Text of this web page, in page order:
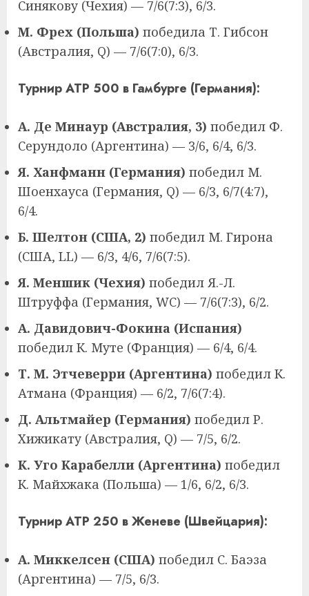
Синякову (Чехия) — 7/6(7:3), 6/3.
М. Фрех (Польша) победила Т. Гибсон
(Австралия, Q) — 7/6(7:0), 6/3.
Турнир ATP 500 в Гамбурге (Германия):
А. Де Минаур (Австралия, 3) победил Ф.
Серундоло (Аргентина) — 3/6, 6/4, 6/3.
Я. Ханфманн (Германия) победил М.
Шоенхауса (Германия, Q) — 6/3, 6/7(4:7),
6/4.
Б. Шелтон (США, 2) победил М. Гирона
(США, LL) — 6/3, 4/6, 7/6(7:5).
Я. Меншик (Чехия) победил Я.-Л.
Штруффа (Германия, WC) — 7/6(7:3), 6/2.
А. Давидович-Фокина (Испания)
победил К. Муте (Франция) — 6/4, 6/4.
Т. М. Этчеверри (Аргентина) победил К.
Атмана (Франция) — 6/2, 7/6(7:4).
Д. Альтмайер (Германия) победил Р.
Хижикату (Австралия, Q) — 7/5, 6/2.
К. Уго Карабелли (Аргентина) победил
К. Майхжака (Польша) — 1/6, 6/2, 6/3.
Турнир ATP 250 в Женеве (Швейцария):
А. Миккелсен (США) победил С. Баэза
(Аргентина) — 7/5, 6/3.